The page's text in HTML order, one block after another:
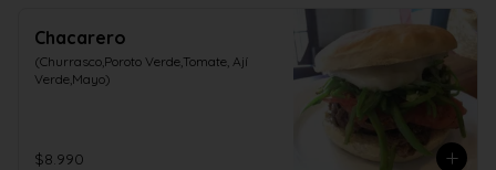
Chacarero
(Churrasco,Poroto Verde,Tomate, Ají
Verde,Mayo)
$8.990